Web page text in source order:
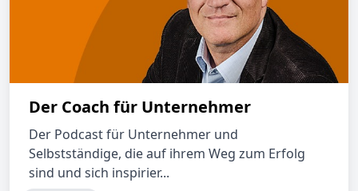
Der Coach für Unternehmer
Der Podcast für Unternehmer und
Selbstständige, die auf ihrem Weg zum Erfolg
sind und sich inspirier...